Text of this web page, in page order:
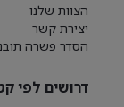
הצוות שלנו
יצירת קשר
הסדר פשרה
דרושים לפי